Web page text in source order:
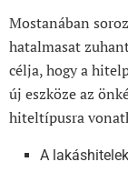
Mostanában
hatalmasat
célja, hogy a
új eszköze az
hiteltípusra
A